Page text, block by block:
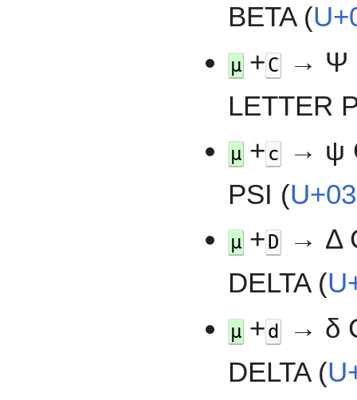
BETA (
µ +C
→ Ψ
LETTER
µ +c
→ ψ
PSI (
µ + D
→ Δ
DELTA (
µ +d
→ δ
DELTA (